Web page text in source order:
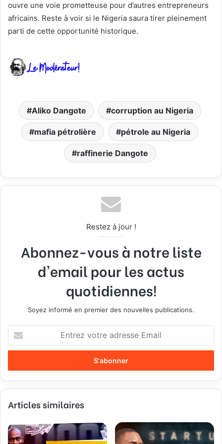
ouvre une voie prometteuse pour d’autres entrepreneurs
africains. Reste à voir si le Nigeria saura tirer pleinement
parti de cette opportunité historique.
Aliko Dangote corruption au Nigeria
mafia pétrolière pétrole au Nigeria
raffinerie Dangote
Restez à jour !
Abonnez-vous à notre liste
d'email pour les actus
quotidiennes!
Soyez informé en premier des nouvelles publications.
t
e
z
o
r
e
Articles similaires